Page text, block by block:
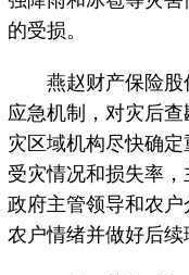
的受损。
燕赵财产保险股
应急机制，对灾后
灾区域机构尽快确
受灾情况和损失率
政府主管领导和农
农户情绪并做好后续